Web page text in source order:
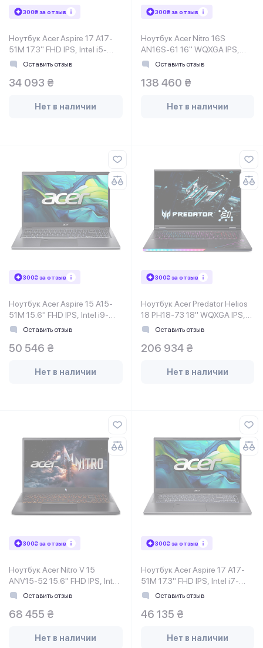
300₴ за отзыв
Ноутбук Acer Aspire 17 A17-
51M 17.3" FHD IPS, Intel i5-
1334U, 16GB, F1TB, UMA, Lin,
Оставить отзыв
34 093 ₴
Нет в наличии
300₴ за отзыв
Ноутбук Acer Nitro 16S
AN16S-61 16" WQXGA IPS,
AMD R7-350, 32GB, F1TB,
Оставить отзыв
138 460 ₴
Нет в наличии
300₴ за отзыв
Ноутбук Acer Aspire 15 A15-
51M 15.6" FHD IPS, Intel i9-
13900H, 32GB, F1TB, UMA,
Оставить отзыв
50 546 ₴
Нет в наличии
300₴ за отзыв
Ноутбук Acer Predator Helios
18 PH18-73 18" WQXGA IPS,
Intel U9-275HX, 32GB, F1TB,
Оставить отзыв
206 934 ₴
Нет в наличии
300₴ за отзыв
Ноутбук Acer Nitro V 15
ANV15-52 15.6" FHD IPS, Intel
i5-13420H, 16GB, F1TB,
Оставить отзыв
68 455 ₴
Нет в наличии
300₴ за отзыв
Ноутбук Acer Aspire 17 A17-
51M 17.3" FHD IPS, Intel i7-
13620H, 32GB, F1TB, UMA,
Оставить отзыв
46 135 ₴
Нет в наличии